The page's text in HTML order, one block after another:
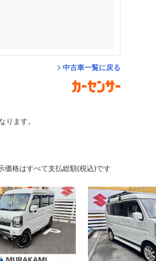
中古車一覧に戻る
ります。
価格はすべて支払総額(税込)です